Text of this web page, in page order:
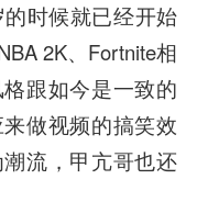
时候就已经开始
2K、Fortnite相
跟如今是一致的
做视频的搞笑效
流，甲亢哥也还